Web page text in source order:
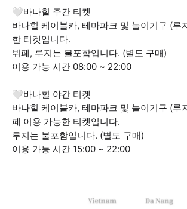
🤍바나힐 주간 티켓
바나힐 케이블카, 테마파크 및 놀이기구 (루
한 티켓입니다.
뷔페, 루지는 불포함입니다. (별도 구매)
이용 가능 시간 08:00 ~ 22:00
🤍바나힐 야간 티켓
바나힐 케이블카, 테마파크 및 놀이기구 (루
페 이용 가능한 티켓입니다.
루지는 불포함입니다. (별도 구매)
이용 가능 시간 15:00 ~ 22:00